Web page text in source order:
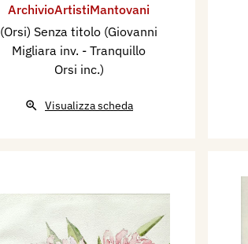
ArchivioArtistiMantovani
(Orsi) Senza titolo (Giovanni
Migliara inv. - Tranquillo
Orsi inc.)
Visualizza scheda